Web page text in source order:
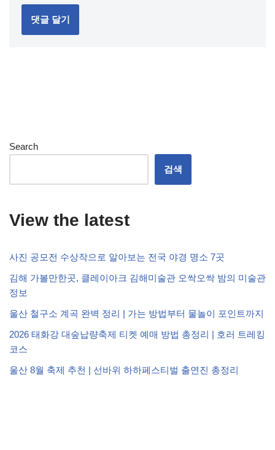
Search
검색
View the latest
사진 공모전 수상작으로 알아보는 전국 야경 명소 7곳
김해 가볼만한곳, 클레이아크 김해미술관 오싹오싹 밤의 미술관
정보
울산 철구소 계곡 완벽 정리 | 가는 방법부터 물놀이 포인트까지
2026 태화강 대숲납량축제 티켓 예매 방법 총정리 | 호러 트레킹
코스
울산 8월 축제 추천 | 선바위 하하페스티벌 출연진 총정리